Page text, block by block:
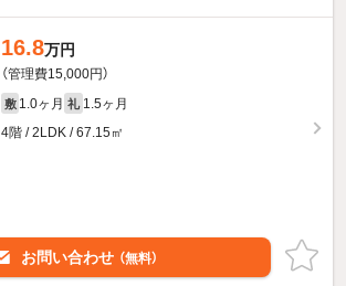
16.8万円
（管理費15,000円）
敷 1.0ヶ月 礼 1.5ヶ月
4階 / 2LDK / 67.15㎡
お問い合わせ （無料）